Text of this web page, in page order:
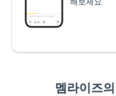
멤라이즈